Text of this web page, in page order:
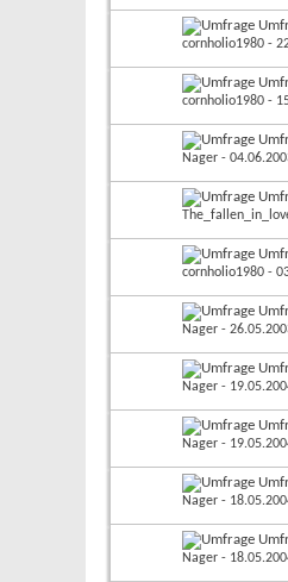
cornholio1980 -
cornholio1980 -
Nager -
cornholio1980 -
Nager -
Nager -
Nager -
Nager -
Nager -